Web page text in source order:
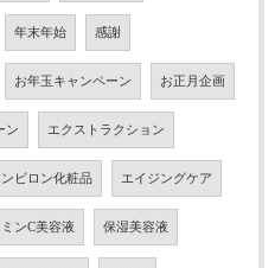
年末年始 感謝
お年玉キャンペーン お正月企画
ン エクストラクション
ンビロン化粧品 エイジングケア
ミンC美容液 保湿美容液